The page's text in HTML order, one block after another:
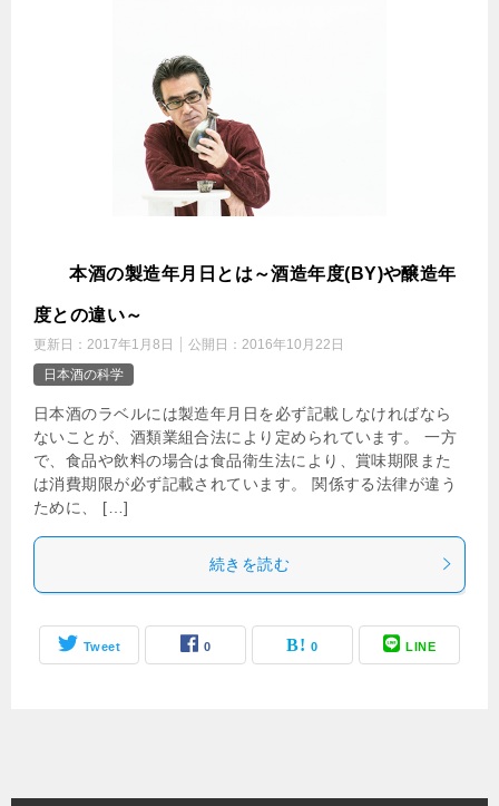
日本酒の製造年月日とは～酒造年度(BY)や醸造年
度との違い～
更新日： 2017年1月8日 公開日： 2016年10月22日
日本酒の科学
日本酒のラベルには製造年月日を必ず記載しなければなら
ないことが、酒類業組合法により定められています。 一方
で、食品や飲料の場合は食品衛生法により、賞味期限また
は消費期限が必ず記載されています。 関係する法律が違う
ために、 […]
続きを読む
Tweet 0 0 LINE